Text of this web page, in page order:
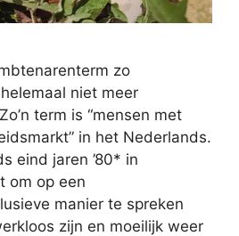
zo
niet meer
term is “mensen met
in het Nederlands.
eind jaren ’80* in
om op een
manier te spreken
zijn en moeilijk weer